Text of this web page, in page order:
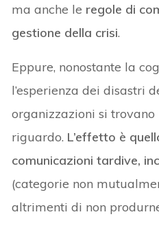
ma anche le regole di
gestione della crisi.
Eppure, nonostante la
l’esperienza dei disastri
organizzazioni si
riguardo. L’effetto è
comunicazioni tardive,
(categorie non
altrimenti di non